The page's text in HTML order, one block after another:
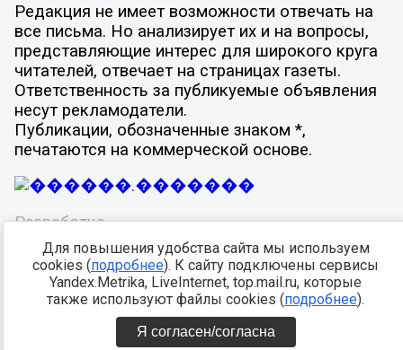
Редакция не имеет возможности отвечать на
все письма. Но анализирует их и на вопросы,
представляющие интерес для широкого круга
читателей, отвечает на страницах газеты.
Ответственность за публикуемые объявления
несут рекламодатели.
Публикации, обозначенные знаком *,
печатаются на коммерческой основе.
Разработка -
Для повышения удобства сайта мы используем
cookies (подробнее). К сайту подключены сервисы
Yandex.Metrika, LiveInternet, top.mail.ru, которые
также используют файлы cookies (подробнее).
Я согласен/согласна